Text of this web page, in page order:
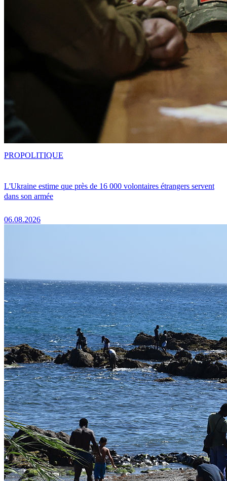
L'Ukraine estime que près de 16 000 volontaires étrangers servent
dans son armée
06.08.2026
PROPOLITIQUE